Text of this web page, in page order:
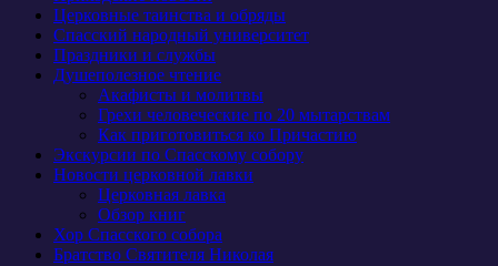
Церковные таинства и обряды
Спасский народный университет
Праздники и службы
Душеполезное чтение
Акафисты и молитвы
Грехи человеческие по 20 мытарствам
Как приготовиться ко Причастию
Экскурсии по Спасскому собору
Новости церковной лавки
Церковная лавка
Обзор книг
Хор Спасского собора
Братство Святителя Николая